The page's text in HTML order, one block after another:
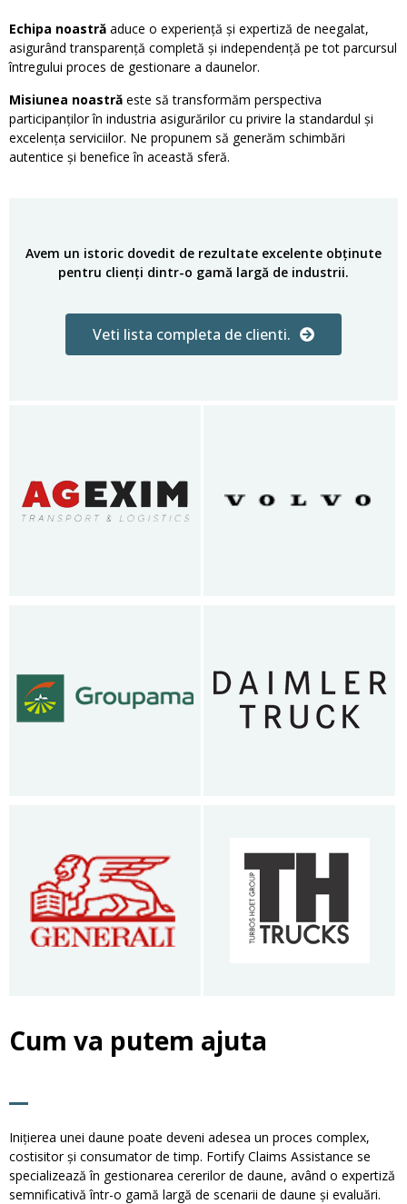
Echipa noastră aduce o experiență și expertiză de neegalat,
asigurând transparență completă și independență pe tot parcursul
întregului proces de gestionare a daunelor.
Misiunea noastră este să transformăm perspectiva
participanților în industria asigurărilor cu privire la standardul și
excelența serviciilor. Ne propunem să generăm schimbări
autentice și benefice în această sferă.
Avem un istoric dovedit de rezultate excelente obținute
pentru clienți dintr-o gamă largă de industrii.
Veti lista completa de clienti.
Cum va putem ajuta
Inițierea unei daune poate deveni adesea un proces complex,
costisitor și consumator de timp. Fortify Claims Assistance se
specializează în gestionarea cererilor de daune, având o expertiză
semnificativă într-o gamă largă de scenarii de daune și evaluări.